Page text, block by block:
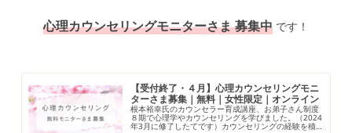
心理カウンセリングモニターさま 募集中 です！
【受付終了・４月】心理カウンセリングモニ
ターさま募集｜無料｜女性限定｜オンライン
根本裕幸氏のカウンセラー育成講座、お弟子さん制度
８期で心理学やカウンセリングを学びました。（2024
年3月に修了したてです）カウンセリングの経験を積